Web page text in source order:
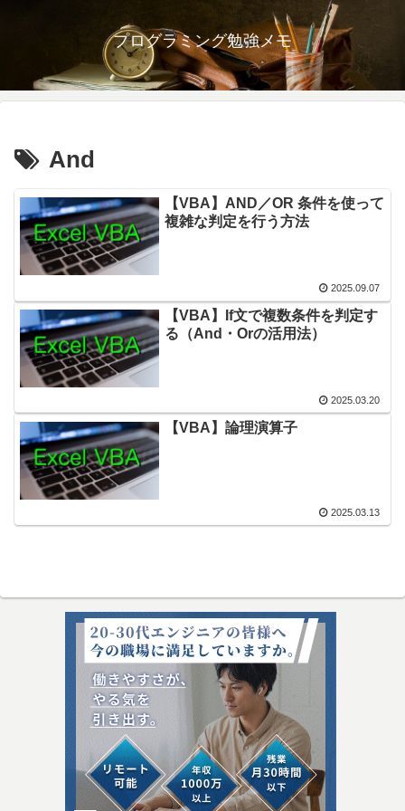
プログラミング勉強メモ
And
【VBA】AND／OR 条件を使って
複雑な判定を行う方法
2025.09.07
【VBA】If文で複数条件を判定す
る（And・Orの活用法）
2025.03.20
【VBA】論理演算子
2025.03.13